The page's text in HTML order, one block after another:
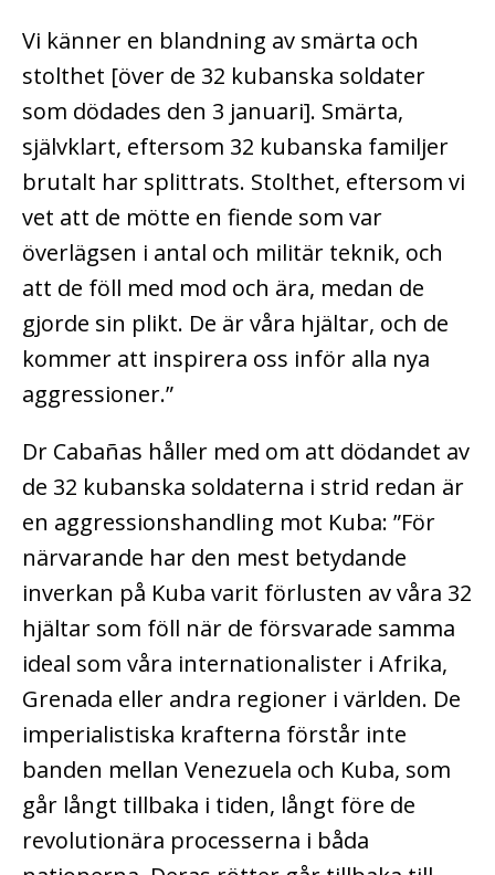
Vi känner en blandning av smärta och
stolthet [över de 32 kubanska soldater
som dödades den 3 januari]. Smärta,
självklart, eftersom 32 kubanska familjer
brutalt har splittrats. Stolthet, eftersom vi
vet att de mötte en fiende som var
överlägsen i antal och militär teknik, och
att de föll med mod och ära, medan de
gjorde sin plikt. De är våra hjältar, och de
kommer att inspirera oss inför alla nya
aggressioner.”
Dr Cabañas håller med om att dödandet av
de 32 kubanska soldaterna i strid redan är
en aggressionshandling mot Kuba: ”För
närvarande har den mest betydande
inverkan på Kuba varit förlusten av våra 32
hjältar som föll när de försvarade samma
ideal som våra internationalister i Afrika,
Grenada eller andra regioner i världen. De
imperialistiska krafterna förstår inte
banden mellan Venezuela och Kuba, som
går långt tillbaka i tiden, långt före de
revolutionära processerna i båda